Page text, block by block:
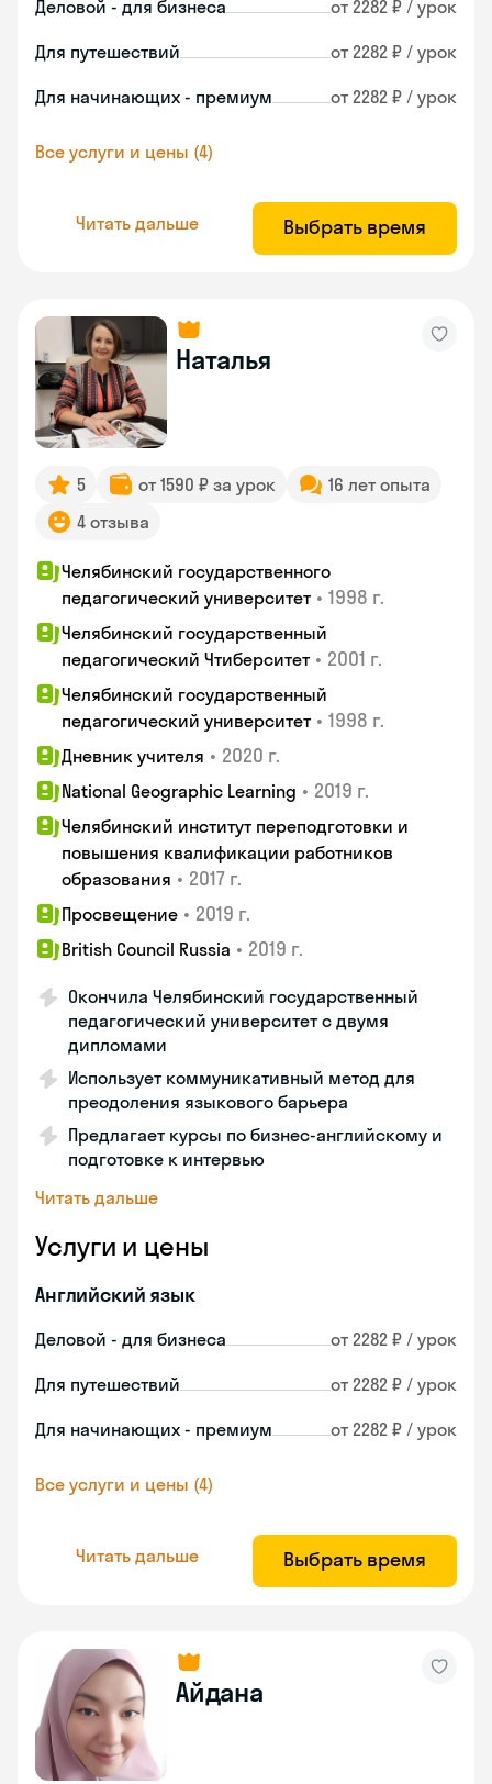
Деловой - для бизнеса от 2282 ₽ / урок
Для путешествий от 2282 ₽ / урок
Для начинающих - премиум от 2282 ₽ / урок
Все услуги и цены (4)
Читать дальше Выбрать время
Наталья
5 от 1590 ₽ за урок
16 лет опыта
4 отзыва
Челябинский государственного
педагогический университет • 1998 г.
Челябинский государственный
педагогический Чтиберситет • 2001 г.
Челябинский государственный
педагогический университет • 1998 г.
Дневник учителя • 2020 г.
National Geographic Learning • 2019 г.
Челябинский институт переподготовки и
повышения квалификации работников
образования • 2017 г.
Просвещение • 2019 г.
British Council Russia • 2019 г.
Окончила Челябинский государственный
педагогический университет с двумя
дипломами
Использует коммуникативный метод для
преодоления языкового барьера
Предлагает курсы по бизнес-английскому и
подготовке к интервью
Читать дальше
Услуги и цены
Английский язык
Деловой - для бизнеса от 2282 ₽ / урок
Для путешествий от 2282 ₽ / урок
Для начинающих - премиум от 2282 ₽ / урок
Все услуги и цены (4)
Читать дальше Выбрать время
Айдана